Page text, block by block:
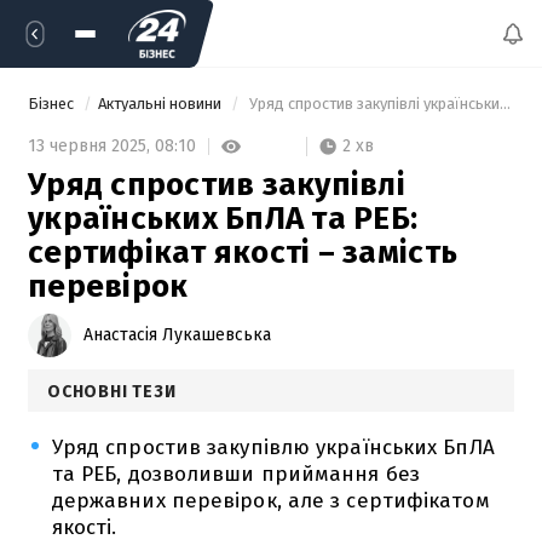
Бізнес Актуальні новини Уряд спростив закупівлі українських БпЛА та РЕБ: сертифікат якості – замість перевірок
13 червня 2025, 08:10 2 хв
Уряд спростив закупівлі
українських БпЛА та РЕБ:
сертифікат якості – замість
перевірок
Анастасія Лукашевська
ОСНОВНІ ТЕЗИ
Уряд спростив закупівлю українських БпЛА
та РЕБ, дозволивши приймання без
державних перевірок, але з сертифікатом
якості.